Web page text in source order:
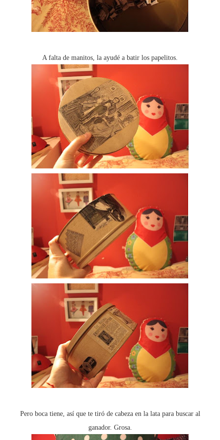
A falta de manitos, la ayudé a batir los papelitos.
Pero boca tiene, así que te tiró de cabeza en la lata para buscar al
ganador. Grosa.